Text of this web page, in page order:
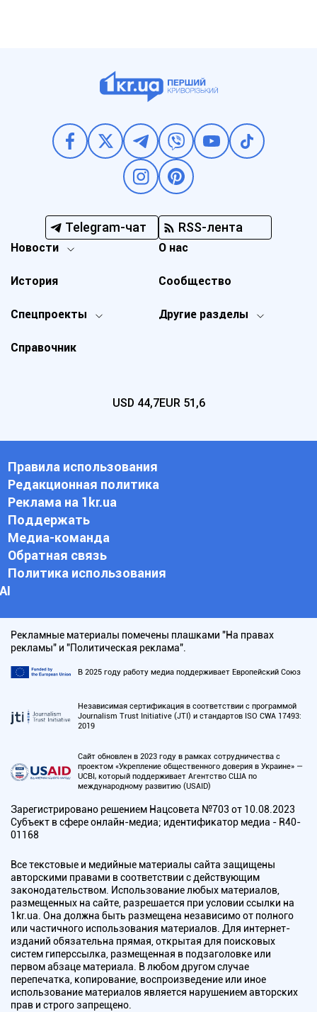
Telegram-чат RSS-лента
Новости
Спецпроекты Другие разделы
История
О нас
Справочник
Сообщество
USD 44,7EUR 51,6
Правила использования
Редакционная политика
Реклама на 1kr.ua
Поддержать
Медиа-команда
Обратная связь
Политика использования
АI
Рекламные материалы помечены плашками "На правах
рекламы" и "Политическая реклама".
В 2025 году работу медиа поддерживает Европейский Союз
Независимая сертификация в соответствии с программой
Journalism Trust Initiative (JTI) и стандартов ISO CWA 17493:
2019
Сайт обновлен в 2023 году в рамках сотрудничества с
проектом «Укрепление общественного доверия в Украине» —
UCBI, который поддерживает Агентство США по
международному развитию (USAID)
Зарегистрировано решением Нацсовета №703 от 10.08.2023
Субъект в сфере онлайн-медиа; идентификатор медиа - R40-
01168
Все текстовые и медийные материалы сайта защищены
авторскими правами в соответствии с действующим
законодательством. Использование любых материалов,
размещенных на сайте, разрешается при условии ссылки на
1kr.ua. Она должна быть размещена независимо от полного
или частичного использования материалов. Для интернет-
изданий обязательна прямая, открытая для поисковых
систем гиперссылка, размещенная в подзаголовке или
первом абзаце материала. В любом другом случае
перепечатка, копирование, воспроизведение или иное
использование материалов является нарушением авторских
прав и строго запрещено.